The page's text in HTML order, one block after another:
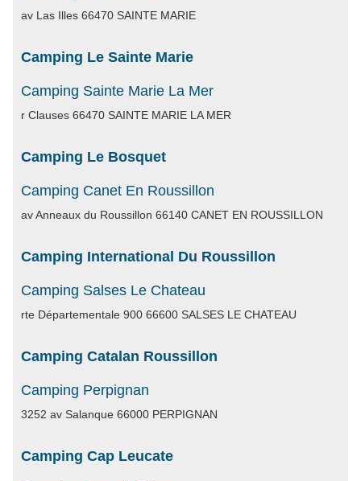
av Las Illes 66470 SAINTE MARIE
Camping Le Sainte Marie
Camping Sainte Marie La Mer
r Clauses 66470 SAINTE MARIE LA MER
Camping Le Bosquet
Camping Canet En Roussillon
av Anneaux du Roussillon 66140 CANET EN ROUSSILLON
Camping International Du Roussillon
Camping Salses Le Chateau
rte Départementale 900 66600 SALSES LE CHATEAU
Camping Catalan Roussillon
Camping Perpignan
3252 av Salanque 66000 PERPIGNAN
Camping Cap Leucate